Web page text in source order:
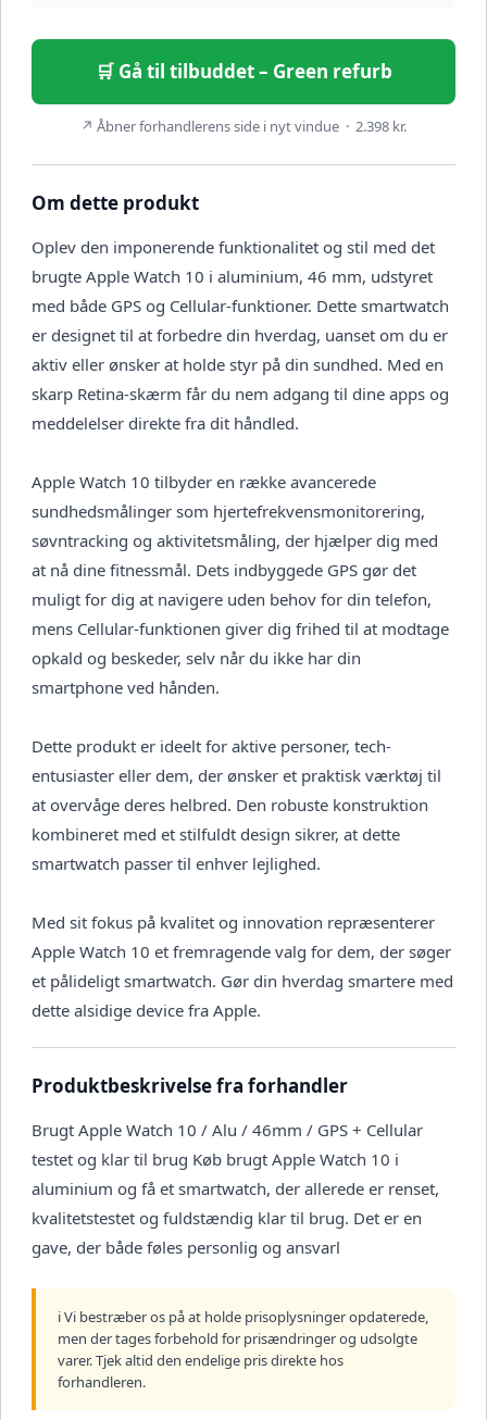
🛒 Gå til tilbuddet – Green refurb
↗ Åbner forhandlerens side i nyt vindue · 2.398 kr.
Om dette produkt
Oplev den imponerende funktionalitet og stil med det
brugte Apple Watch 10 i aluminium, 46 mm, udstyret
med både GPS og Cellular-funktioner. Dette smartwatch
er designet til at forbedre din hverdag, uanset om du er
aktiv eller ønsker at holde styr på din sundhed. Med en
skarp Retina-skærm får du nem adgang til dine apps og
meddelelser direkte fra dit håndled.
Apple Watch 10 tilbyder en række avancerede
sundhedsmålinger som hjertefrekvensmonitorering,
søvntracking og aktivitetsmåling, der hjælper dig med
at nå dine fitnessmål. Dets indbyggede GPS gør det
muligt for dig at navigere uden behov for din telefon,
mens Cellular-funktionen giver dig frihed til at modtage
opkald og beskeder, selv når du ikke har din
smartphone ved hånden.
Dette produkt er ideelt for aktive personer, tech-
entusiaster eller dem, der ønsker et praktisk værktøj til
at overvåge deres helbred. Den robuste konstruktion
kombineret med et stilfuldt design sikrer, at dette
smartwatch passer til enhver lejlighed.
Med sit fokus på kvalitet og innovation repræsenterer
Apple Watch 10 et fremragende valg for dem, der søger
et pålideligt smartwatch. Gør din hverdag smartere med
dette alsidige device fra Apple.
Produktbeskrivelse fra forhandler
Brugt Apple Watch 10 / Alu / 46mm / GPS + Cellular
testet og klar til brug Køb brugt Apple Watch 10 i
aluminium og få et smartwatch, der allerede er renset,
kvalitetstestet og fuldstændig klar til brug. Det er en
gave, der både føles personlig og ansvarl
ℹ️ Vi bestræber os på at holde prisoplysninger opdaterede,
men der tages forbehold for prisændringer og udsolgte
varer. Tjek altid den endelige pris direkte hos
forhandleren.